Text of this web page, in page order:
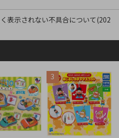
表示されない不具合について(202
3